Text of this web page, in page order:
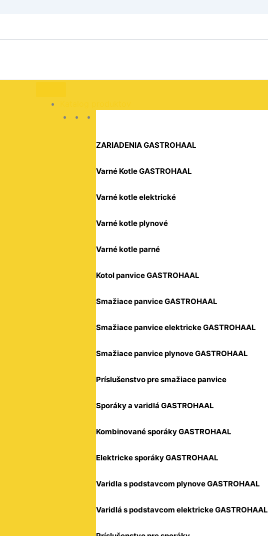
ZARIADENIA GASTROHAAL
Varné Kotle GASTROHAAL
Varné kotle elektrické
Varné kotle plynové
Varné kotle parné
Kotol panvice GASTROHAAL
Smažiace panvice GASTROHAAL
Smažiace panvice elektricke GASTROHAAL
Smažiace panvice plynove GASTROHAAL
Príslušenstvo pre smažiace panvice
Sporáky a varidlá GASTROHAAL
Kombinované sporáky GASTROHAAL
Elektricke sporáky GASTROHAAL
Varidla s podstavcom plynove GASTROHAAL
Varidlá s podstavcom elektricke GASTROHAAL
na
1/1,
Zelená,
826034